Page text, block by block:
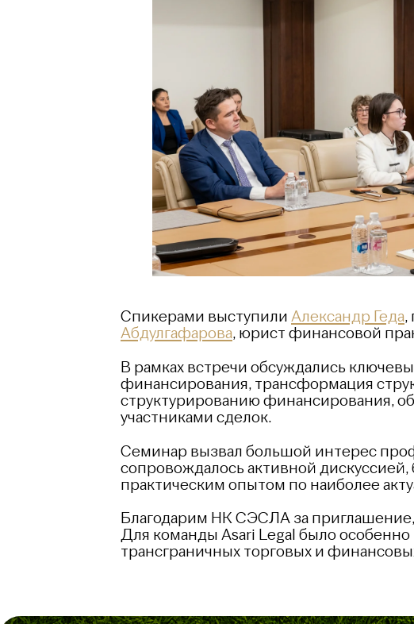
Спикерами выступилиАлександр Геда,
Абдулгафарова, юрист финансовой
В рамках встречи обсуждались
финансирования, трансформация
структурированию финансирования,
участниками сделок.
Семинар вызвал большой интерес
сопровождалось активной
практическим опытом по наиболее
Благодарим НК СЭСЛА за
Для команды Asari Legal было
трансграничных торговых и